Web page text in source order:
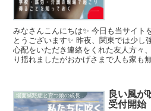
みなさんこんにちは✨ 今日も当サイト
とうございます✨ 昨夜、関東では少し
心配をいただき連絡をくれた友人方々
り揺れましたがおかげさまで人も家も
良い風が
受付開始